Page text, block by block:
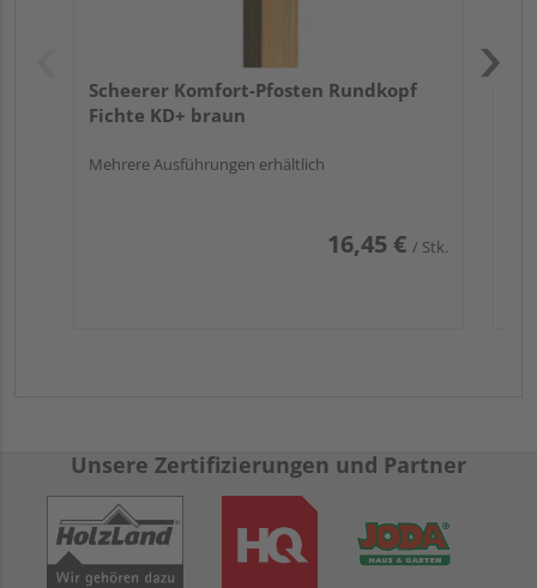
Scheerer Komfort-Pfosten Rundkopf
Fichte KD+ braun
Mehrere Ausführungen erhältlich
16,45 € / Stk.
Unsere Zertifizierungen und Partner